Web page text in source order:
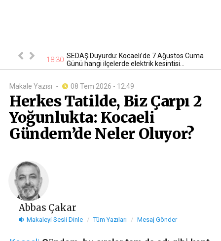
otomobil 18:30 SEDAŞ Duyurdu: Kocaeli’de 7 Ağustos Cuma
Günü hangi ilçelerde elektrik kesintisi...
Makale Yazısı - 08 Tem 2026 - 12:49
Herkes Tatilde, Biz Çarpı 2
Yoğunlukta: Kocaeli
Gündem’de Neler Oluyor?
Abbas Çakar
Makaleyi Sesli Dinle Tüm Yazıları Mesaj Gönder